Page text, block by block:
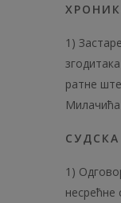
1)
ратне
Милачића
1)
несрећне